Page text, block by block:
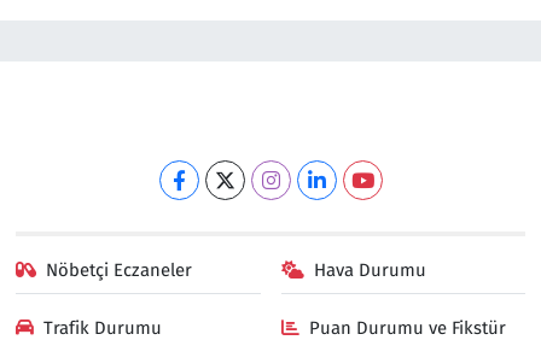
Nöbetçi Eczaneler Hava Durumu
Trafik Durumu Puan Durumu ve Fikstür